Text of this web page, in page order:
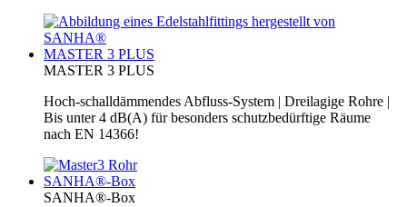
MASTER 3 PLUS
MASTER 3 PLUS
Hoch-schalldämmendes Abfluss-System | Dreilagige Rohre |
Bis unter 4 dB(A) für besonders schutzbedürftige Räume
nach EN 14366!
SANHA®-Box
SANHA®-Box